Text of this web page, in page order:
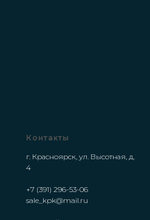
Контакты
г. Красноярск, ул. Высотная, д.
4
+7 (391) 296-53-06
sale_kpk@mail.ru